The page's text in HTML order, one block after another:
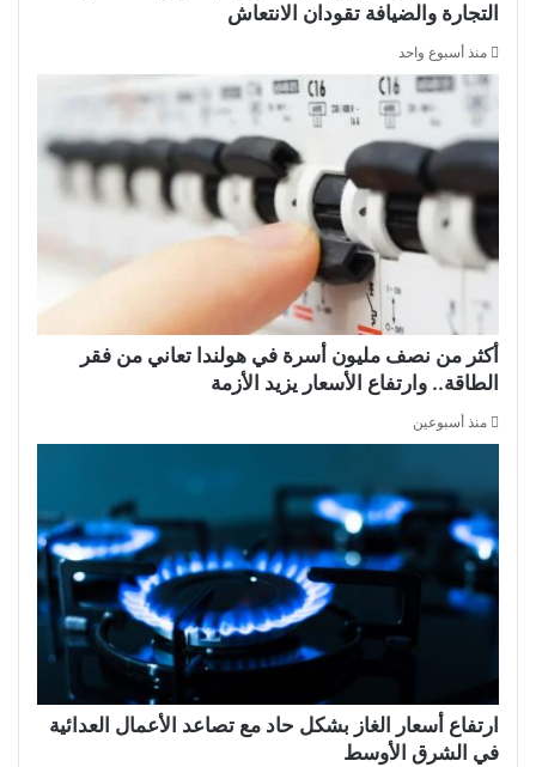
التجارة والضيافة تقودان الانتعاش
منذ أسبوع واحد
أكثر من نصف مليون أسرة في هولندا تعاني من فقر
الطاقة.. وارتفاع الأسعار يزيد الأزمة
منذ أسبوعين
ارتفاع أسعار الغاز بشكل حاد مع تصاعد الأعمال العدائية
في الشرق الأوسط